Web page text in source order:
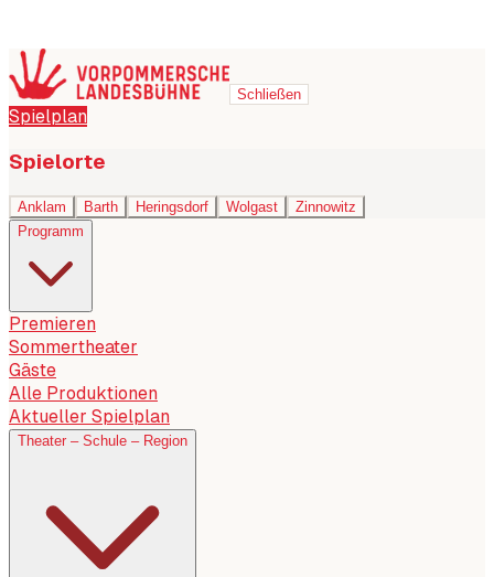
Schließen
Spielplan
Spielorte
Anklam Barth Heringsdorf Wolgast
Zinnowitz
Programm
Premieren
Sommertheater
Gäste
Alle Produktionen
Aktueller Spielplan
Theater – Schule – Region